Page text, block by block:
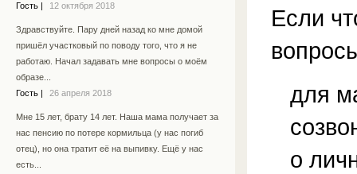
Гость
12 октября 2018
Здравствуйте. Пару дней назад ко мне домой
пришёл участковый по поводу того, что я не
работаю. Начал задавать мне вопросы о моём
образе...
Гость
26 апреля 2018
Мне 15 лет, брату 14 лет. Наша мама получает за
нас пенсию по потере кормильца (у нас погиб
отец), но она тратит её на выпивку. Ещё у нас
есть...
Если
для
о